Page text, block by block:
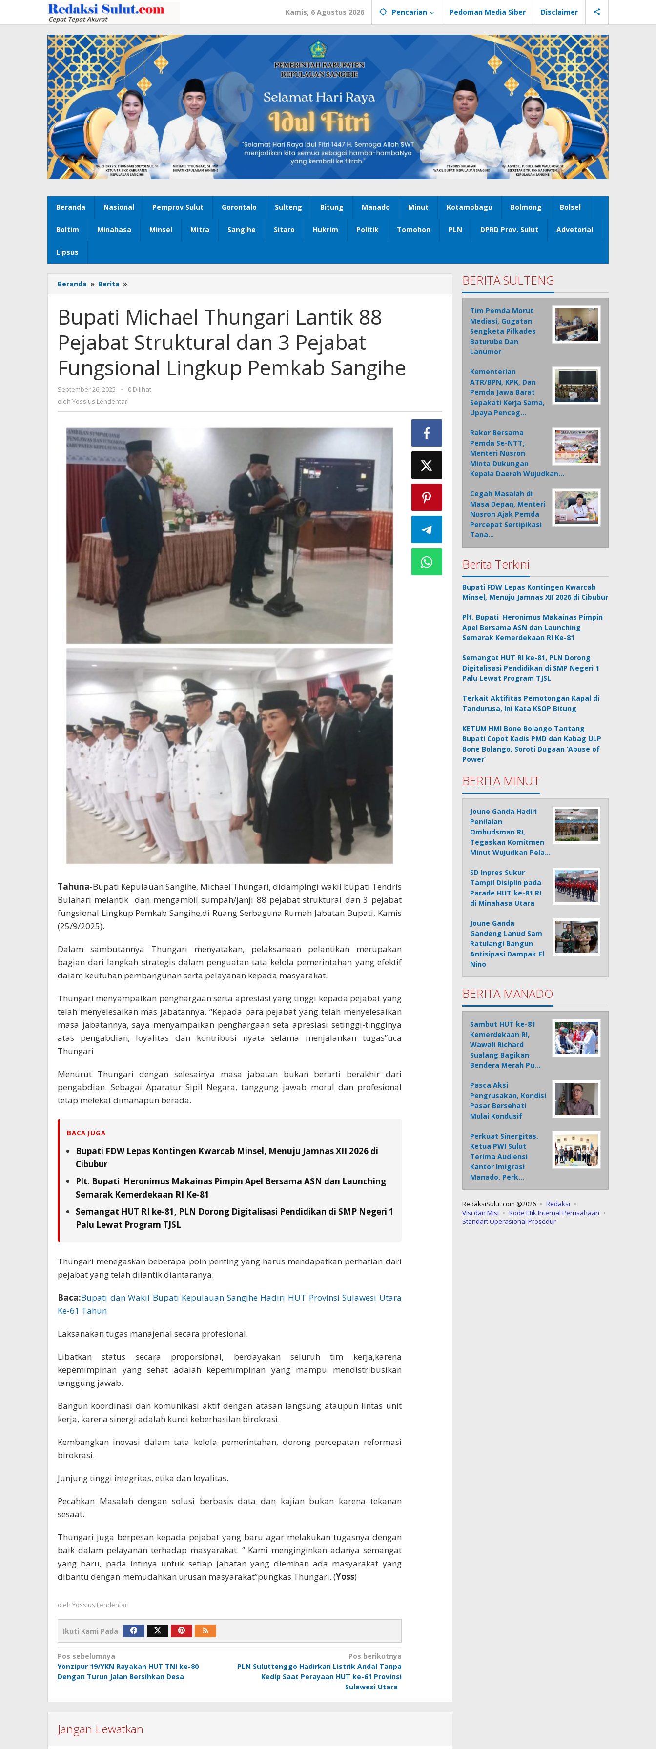
konten
Kamis, 6 Agustus 2026 Pencarian Pedoman Media Siber Disclaimer
Beranda Nasional Pemprov Sulut Gorontalo Sulteng Bitung Manado Minut Kotamobagu Bolmong Bolsel
Boltim Minahasa Minsel Mitra Sangihe Sitaro Hukrim Politik Tomohon PLN DPRD Prov. Sulut Advetorial
Lipsus
Beranda » Berita »
Michael
Lantik
88
Pejabat
Struktural
3
Pejabat
Fungsional
Bupati Michael Thungari Lantik 88
Pejabat Struktural dan 3 Pejabat
Fungsional Lingkup Pemkab Sangihe
September 26, 2025
oleh
Yossius
-
0 Dilihat
oleh Yossius Lendentari
Tahuna-Bupati Kepulauan Sangihe, Michael Thungari, didampingi wakil bupati Tendris
Bulahari melantik dan mengambil sumpah/janji 88 pejabat struktural dan 3 pejabat
fungsional Lingkup Pemkab Sangihe,di Ruang Serbaguna Rumah Jabatan Bupati, Kamis
(25/9/2025).
Dalam sambutannya Thungari menyatakan, pelaksanaan pelantikan merupakan
bagian dari langkah strategis dalam penguatan tata kelola pemerintahan yang efektif
dalam keutuhan pembangunan serta pelayanan kepada masyarakat.
Thungari menyampaikan penghargaan serta apresiasi yang tinggi kepada pejabat yang
telah menyelesaikan mas jabatannya. “Kepada para pejabat yang telah menyelesaikan
masa jabatannya, saya menyampaikan penghargaan seta apresiasi setinggi-tingginya
atas pengabdian, loyalitas dan kontribusi nyata selama menjalankan tugas”uca
Thungari
Menurut Thungari dengan selesainya masa jabatan bukan berarti berakhir dari
pengabdian. Sebagai Aparatur Sipil Negara, tanggung jawab moral dan profesional
tetap melekat dimanapun berada.
BACA JUGA
Bupati FDW Lepas Kontingen Kwarcab Minsel, Menuju Jamnas XII 2026 di
Cibubur
Plt. Bupati Heronimus Makainas Pimpin Apel Bersama ASN dan Launching
Semarak Kemerdekaan RI Ke-81
Semangat HUT RI ke-81, PLN Dorong Digitalisasi Pendidikan di SMP Negeri 1
Palu Lewat Program TJSL
Thungari menegaskan beberapa poin penting yang harus mendapatkan perhatian dari
pejabat yang telah dilantik diantaranya:
Baca:Bupati dan Wakil Bupati Kepulauan Sangihe Hadiri HUT Provinsi Sulawesi Utara
Ke-61 Tahun
Laksanakan tugas manajerial secara profesional.
Libatkan status secara proporsional, berdayakan seluruh tim kerja,karena
kepemimpinan yang sehat adalah kepemimpinan yang mampu mendistribusikan
tanggung jawab.
Bangun koordinasi dan komunikasi aktif dengan atasan langsung ataupun lintas unit
kerja, karena sinergi adalah kunci keberhasilan birokrasi.
Kembangkan inovasi dalam tata kelola pemerintahan, dorong percepatan reformasi
birokrasi.
Junjung tinggi integritas, etika dan loyalitas.
Pecahkan Masalah dengan solusi berbasis data dan kajian bukan karena tekanan
sesaat.
Thungari juga berpesan kepada pejabat yang baru agar melakukan tugasnya dengan
baik dalam pelayanan terhadap masyarakat. ” Kami menginginkan adanya semangat
yang baru, pada intinya untuk setiap jabatan yang diemban ada masyarakat yang
dibantu dengan memudahkan urusan masyarakat”pungkas Thungari. (Yoss)
oleh Yossius Lendentari
Ikuti Kami Pada
Navigasi
pos
Pos sebelumnya
Yonzipur 19/YKN Rayakan HUT TNI ke-80
Dengan Turun Jalan Bersihkan Desa
Pos berikutnya
PLN Suluttenggo Hadirkan Listrik Andal Tanpa
Kedip Saat Perayaan HUT ke-61 Provinsi
Sulawesi Utara
Jangan Lewatkan
BERITA SULTENG
Tim Pemda Morut
Mediasi, Gugatan
Sengketa Pilkades
Baturube Dan
Lanumor
Kementerian
ATR/BPN, KPK, Dan
Pemda Jawa Barat
Sepakati Kerja Sama,
Upaya Penceg…
Rakor Bersama
Pemda Se-NTT,
Menteri Nusron
Minta Dukungan
Kepala Daerah Wujudkan…
Cegah Masalah di
Masa Depan, Menteri
Nusron Ajak Pemda
Percepat Sertipikasi
Tana…
Berita Terkini
Bupati FDW Lepas Kontingen Kwarcab
Minsel, Menuju Jamnas XII 2026 di Cibubur
Plt. Bupati Heronimus Makainas Pimpin
Apel Bersama ASN dan Launching
Semarak Kemerdekaan RI Ke-81
Semangat HUT RI ke-81, PLN Dorong
Digitalisasi Pendidikan di SMP Negeri 1
Palu Lewat Program TJSL
Terkait Aktifitas Pemotongan Kapal di
Tandurusa, Ini Kata KSOP Bitung
KETUM HMI Bone Bolango Tantang
Bupati Copot Kadis PMD dan Kabag ULP
Bone Bolango, Soroti Dugaan ‘Abuse of
Power’
BERITA MINUT
Joune Ganda Hadiri
Penilaian
Ombudsman RI,
Tegaskan Komitmen
Minut Wujudkan Pela…
SD Inpres Sukur
Tampil Disiplin pada
Parade HUT ke-81 RI
di Minahasa Utara
Joune Ganda
Gandeng Lanud Sam
Ratulangi Bangun
Antisipasi Dampak El
Nino
BERITA MANADO
Sambut HUT ke-81
Kemerdekaan RI,
Wawali Richard
Sualang Bagikan
Bendera Merah Pu…
Pasca Aksi
Pengrusakan, Kondisi
Pasar Bersehati
Mulai Kondusif
Perkuat Sinergitas,
Ketua PWI Sulut
Terima Audiensi
Kantor Imigrasi
Manado, Perk…
RedaksiSulut.com @2026
Redaksi
Visi dan Misi
Kode Etik Internal Perusahaan
Standart Operasional Prosedur